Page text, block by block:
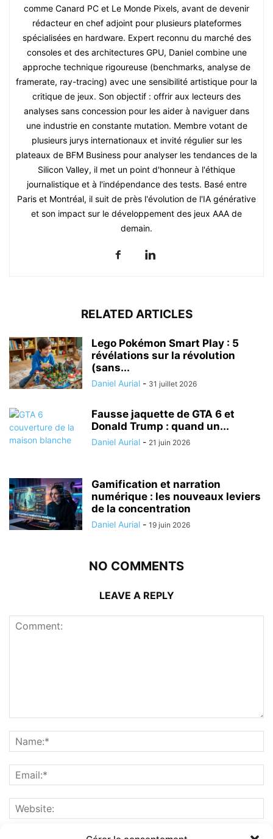
comme Canard PC et Le Monde Pixels, avant de devenir
rédacteur en chef adjoint pour plusieurs plateformes
spécialisées en hardware. Expert reconnu du marché des
consoles et des architectures GPU, Daniel combine une
approche technique rigoureuse (benchmarks, analyse de
framerate, ray-tracing) avec une sensibilité artistique pour la
critique de jeux. Son objectif : offrir aux lecteurs des
analyses sans concession pour les aider à naviguer dans
une industrie en constante mutation. Membre votant de
plusieurs jurys internationaux et invité régulier sur les
plateaux de BFM Business pour analyser les tendances de la
Silicon Valley, il met un point d'honneur à l'éthique
journalistique et à l'indépendance des tests. Basé entre
Paris et Montréal, il suit de près l'évolution de l'IA générative
et son impact sur le développement des jeux AAA de
demain.
RELATED ARTICLES
Lego Pokémon Smart Play : 5
révélations sur la révolution
(sans...
Daniel Aurial - 31 juillet 2026
Fausse jaquette de GTA 6 et
Donald Trump : quand un...
Daniel Aurial - 21 juin 2026
Gamification et narration
numérique : les nouveaux leviers
de la concentration
Daniel Aurial - 19 juin 2026
NO COMMENTS
LEAVE A REPLY